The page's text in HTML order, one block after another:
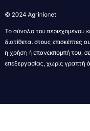
© 2024 Agrinionet
Το σύνολο του περιεχομένου
διατίθεται στους επισκέπτες
η χρήση ή επανεκπομπή του,
επεξεργασίας, χωρίς γραπτή